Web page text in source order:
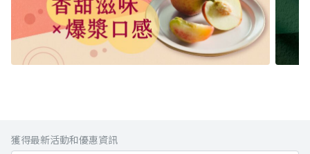
獲得最新活動和優惠資訊